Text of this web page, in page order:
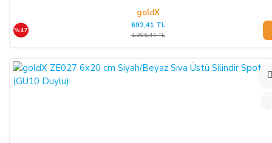
goldX
%47
692,41 TL
1.306,44 TL